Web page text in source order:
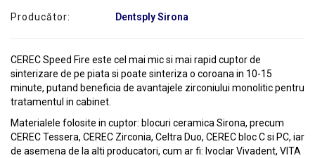
Producător: Dentsply Sirona
CEREC Speed Fire este cel mai mic si mai rapid cuptor de
sinterizare de pe piata si poate sinteriza o coroana in 10-15
minute, putand beneficia de avantajele zirconiului monolitic pentru
tratamentul in cabinet.
Materialele folosite in cuptor: blocuri ceramica Sirona, precum
CEREC Tessera, CEREC Zirconia, Celtra Duo, CEREC bloc C si PC, iar
de asemena de la alti producatori, cum ar fi: Ivoclar Vivadent, VITA